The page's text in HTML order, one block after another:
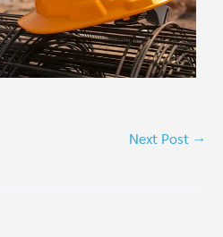
Next Post →